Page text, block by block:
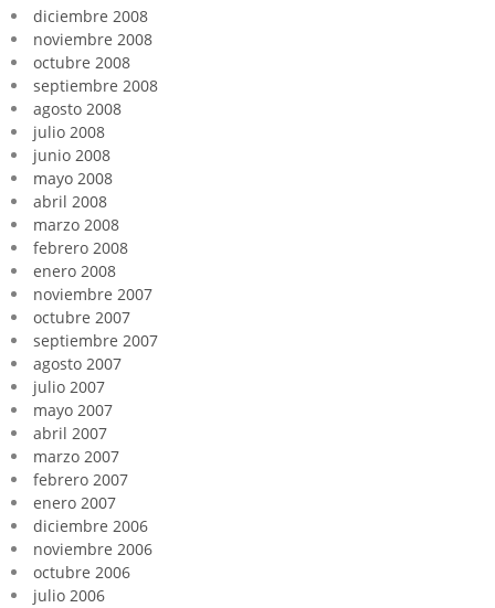
diciembre 2008
noviembre 2008
octubre 2008
septiembre 2008
agosto 2008
julio 2008
junio 2008
mayo 2008
abril 2008
marzo 2008
febrero 2008
enero 2008
noviembre 2007
octubre 2007
septiembre 2007
agosto 2007
julio 2007
mayo 2007
abril 2007
marzo 2007
febrero 2007
enero 2007
diciembre 2006
noviembre 2006
octubre 2006
julio 2006